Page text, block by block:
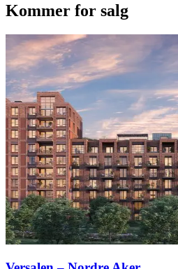
Kommer for salg